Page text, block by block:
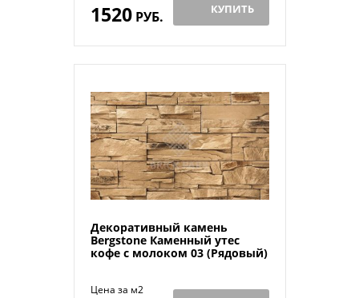
1520РУБ. КУПИТЬ
Декоративный камень
Bergstone Каменный утес
кофе с молоком 03 (Рядовый)
Цена за м2